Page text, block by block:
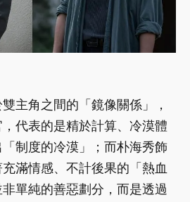
主角之間的「鏡像關係」，
代表的是精於計算、冷漠體
制度的冷漠」；而朴海秀飾
滿情感、不計後果的「熱血
單純的善惡劃分，而是透過